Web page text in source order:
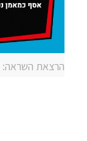
הרצאת השראה: